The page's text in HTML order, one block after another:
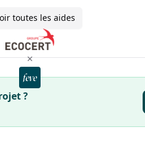
toutes les aides
×
?